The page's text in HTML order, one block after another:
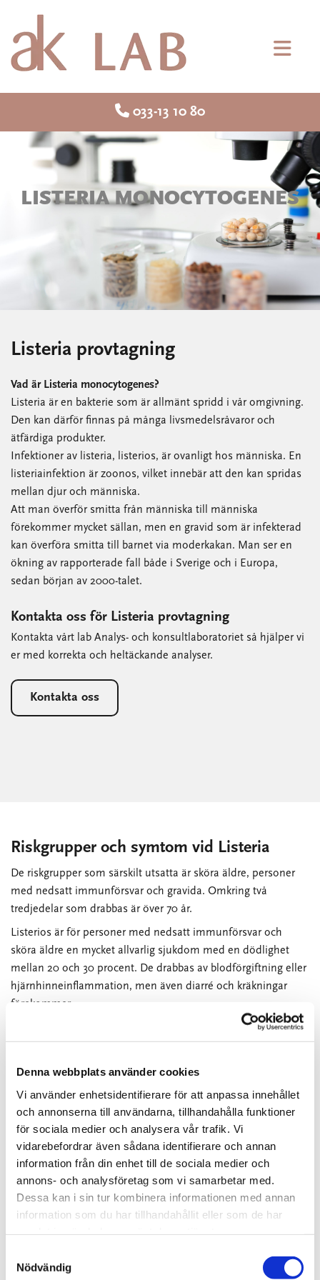
Denna webbplats använder cookies
Vi använder enhetsidentifierare för att anpassa innehållet
och annonserna till användarna, tillhandahålla funktioner
för sociala medier och analysera vår trafik. Vi
vidarebefordrar även sådana identifierare och annan
information från din enhet till de sociala medier och
annons- och analysföretag som vi samarbetar med.
Dessa kan i sin tur kombinera informationen med annan
information som du har tillhandahållit eller som de har
Nödvändig
 033-13 10 80
LISTERIA MONOCYTOGENES
Listeria provtagning
Vad är Listeria monocytogenes?
Listeria är en bakterie som är allmänt spridd i vår omgivning.
Den kan därför finnas på många livsmedelsråvaror och
ätfärdiga produkter.
Infektioner av listeria, listerios, är ovanligt hos människa. En
listeriainfektion är zoonos, vilket innebär att den kan spridas
mellan djur och människa.
Att man överför smitta från människa till människa
förekommer mycket sällan, men en gravid som är infekterad
kan överföra smitta till barnet via moderkakan. Man ser en
ökning av rapporterade fall både i Sverige och i Europa,
sedan början av 2000-talet.
Kontakta oss för Listeria provtagning
Kontakta vårt lab Analys- och konsultlaboratoriet så hjälper vi
er med korrekta och heltäckande analyser.
Kontakta oss
Riskgrupper och symtom vid Listeria
De riskgrupper som särskilt utsatta är sköra äldre, personer
med nedsatt immunförsvar och gravida. Omkring två
tredjedelar som drabbas är över 70 år.
Listerios är för personer med nedsatt immunförsvar och
sköra äldre en mycket allvarlig sjukdom med en dödlighet
mellan 20 och 30 procent. De drabbas av blodförgiftning eller
hjärnhinneinflammation, men även diarré och kräkningar
förekommer.
Upp till fem gravida kvinnor drabbas årligen, men något
enstaka fall där fostret smittas.
Listeria analys och provtagning
Listeriabakterier är tåliga och utmärker sig genom att den kan
föröka sig i kylskåpstemperaturer, ju kallare desto
långsammare, samt överlever frysning och klarar sig utan
syre.
Det innebär ändå att produkter som har flera veckors
hållbarhet i kylskåp kan hinna få skadliga nivåer för
riskgrupperna innan hållbarheten har gått ut. Den mat som
tillagas till minst 70°C är säker att äta ur listeriasynpunkt.